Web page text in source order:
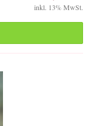
inkl. 13% MwSt.